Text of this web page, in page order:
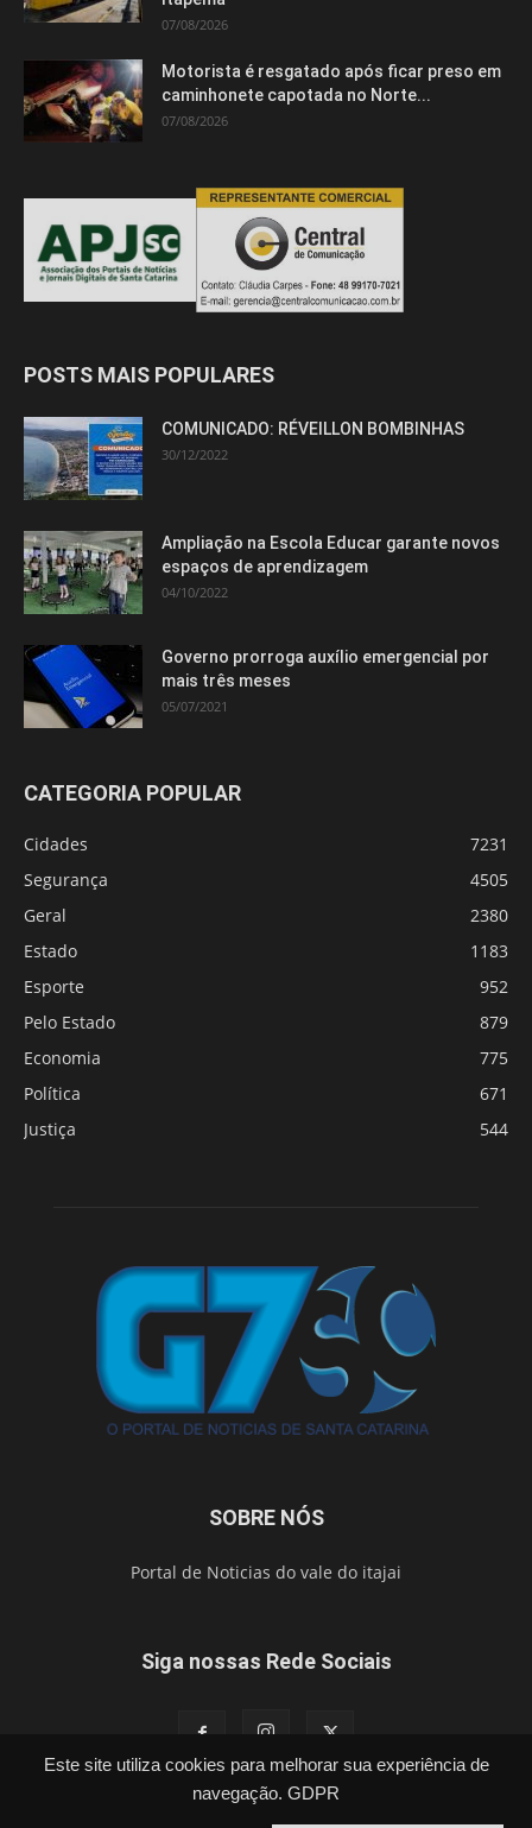
Este site utiliza cookies para melhorar sua experiência de
navegação. GDPR
07/08/2026
Motorista é resgatado após ficar preso em
caminhonete capotada no Norte...
07/08/2026
POSTS MAIS POPULARES
COMUNICADO: RÉVEILLON BOMBINHAS
30/12/2022
Ampliação na Escola Educar garante novos
espaços de aprendizagem
04/10/2022
Governo prorroga auxílio emergencial por
mais três meses
05/07/2021
CATEGORIA POPULAR
Cidades
7231
Segurança
4505
Geral
2380
Estado
1183
Esporte
952
Pelo Estado
879
Economia
775
Política
671
Justiça
544
SOBRE NÓS
Portal de Noticias do vale do itajai
Siga nossas Rede Sociais
Esporte Brasil Vídeos